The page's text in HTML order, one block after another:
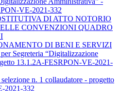
VE-2021-332
DI ATTO NOTORIO
CONVENZIONI QUADRO
DI BENI E SERVIZI
Segreteria “Digitalizzazione
13.1.2A-FESRPON-VE-2021-
n. 1 collaudatore - progetto
2021-332